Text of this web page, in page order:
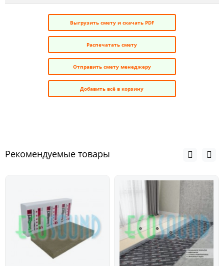
Выгрузить смету и скачать PDF
Распечатать смету
Отправить смету менеджеру
Добавить всё в корзину
Рекомендуемые товары